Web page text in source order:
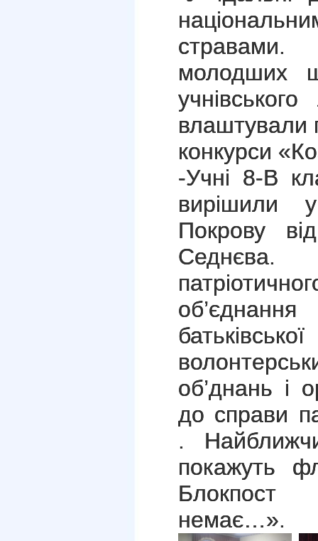
молодших
влаштували
конкурси
-Учні 8-В
вирішили
Покрову
Седнєва.
об’днань і
до справи
.
покажуть
Блокпост
немає…».